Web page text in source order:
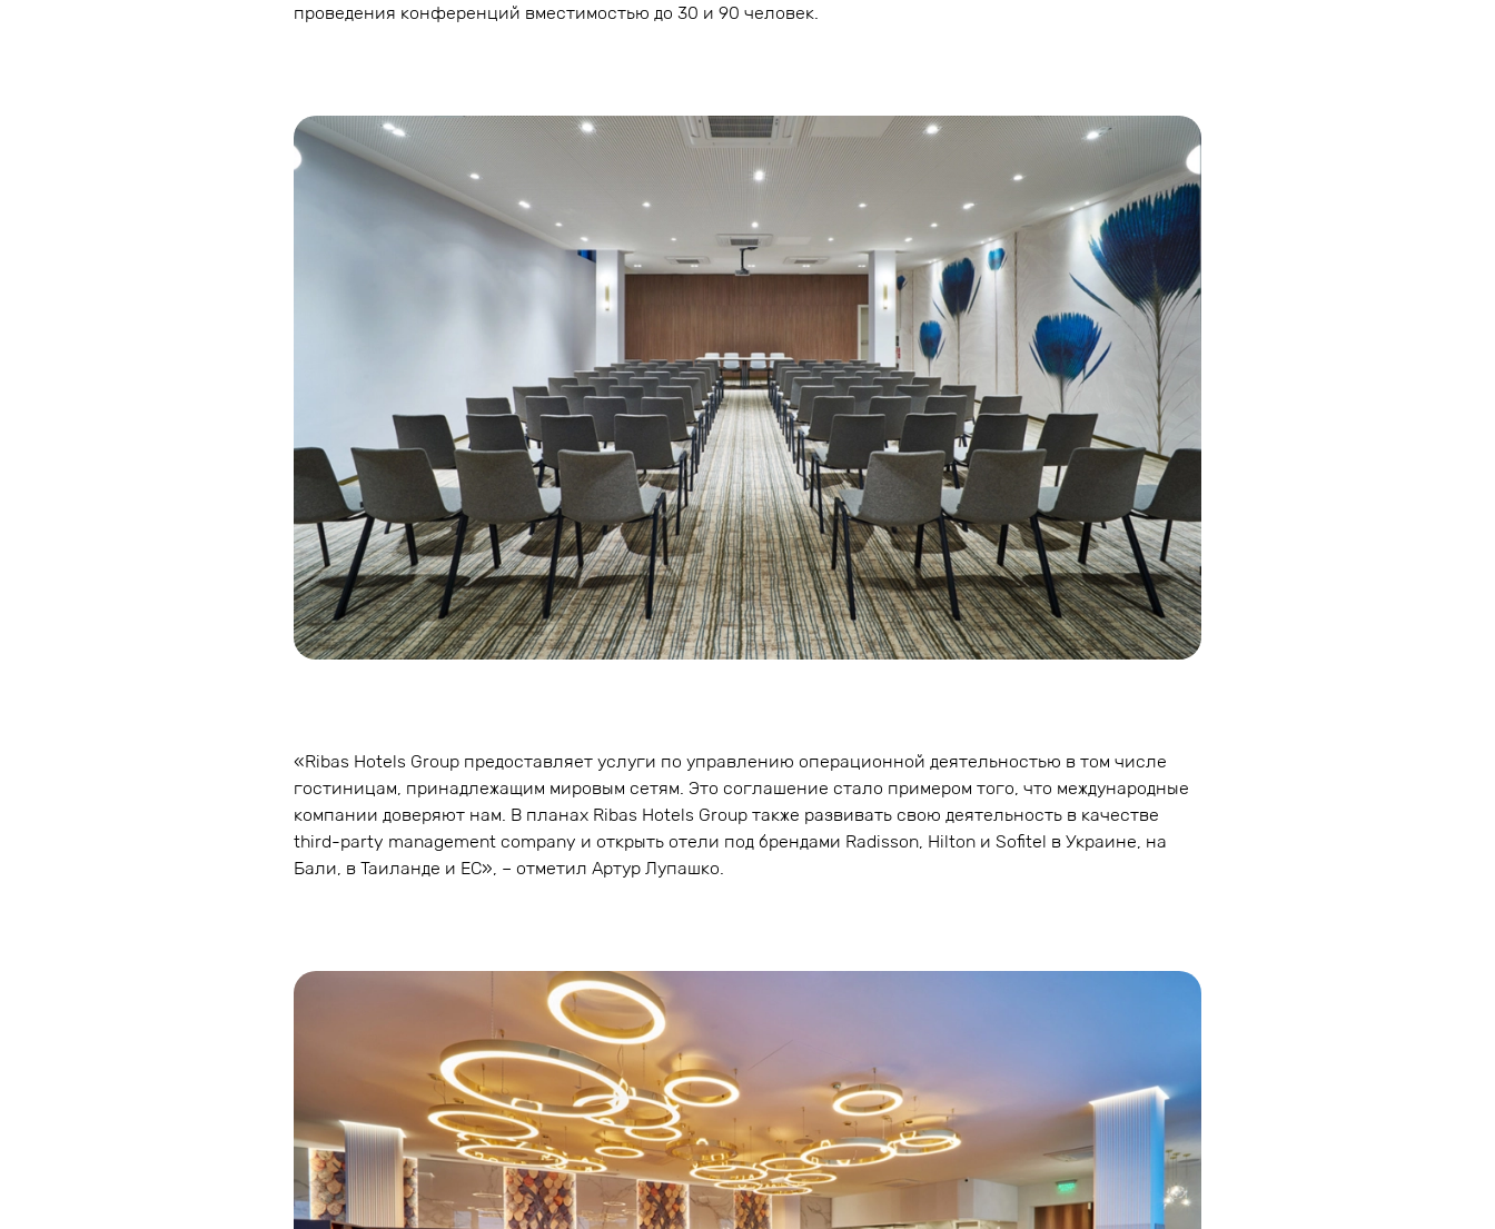
проведения конференций вместимостью до 30 и 90 человек.
«Ribas Hotels Group предоставляет услуги по управлению операционной деятельностью в том числе
гостиницам, принадлежащим мировым сетям. Это соглашение стало примером того, что международные
компании доверяют нам. В планах Ribas Hotels Group также развивать свою деятельность в качестве
third-party management company и открыть отели под брендами Radisson, Hilton и Sofitel в Украине, на
Бали, в Таиланде и ЕС», – отметил Артур Лупашко.